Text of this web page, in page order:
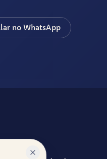
no WhatsApp